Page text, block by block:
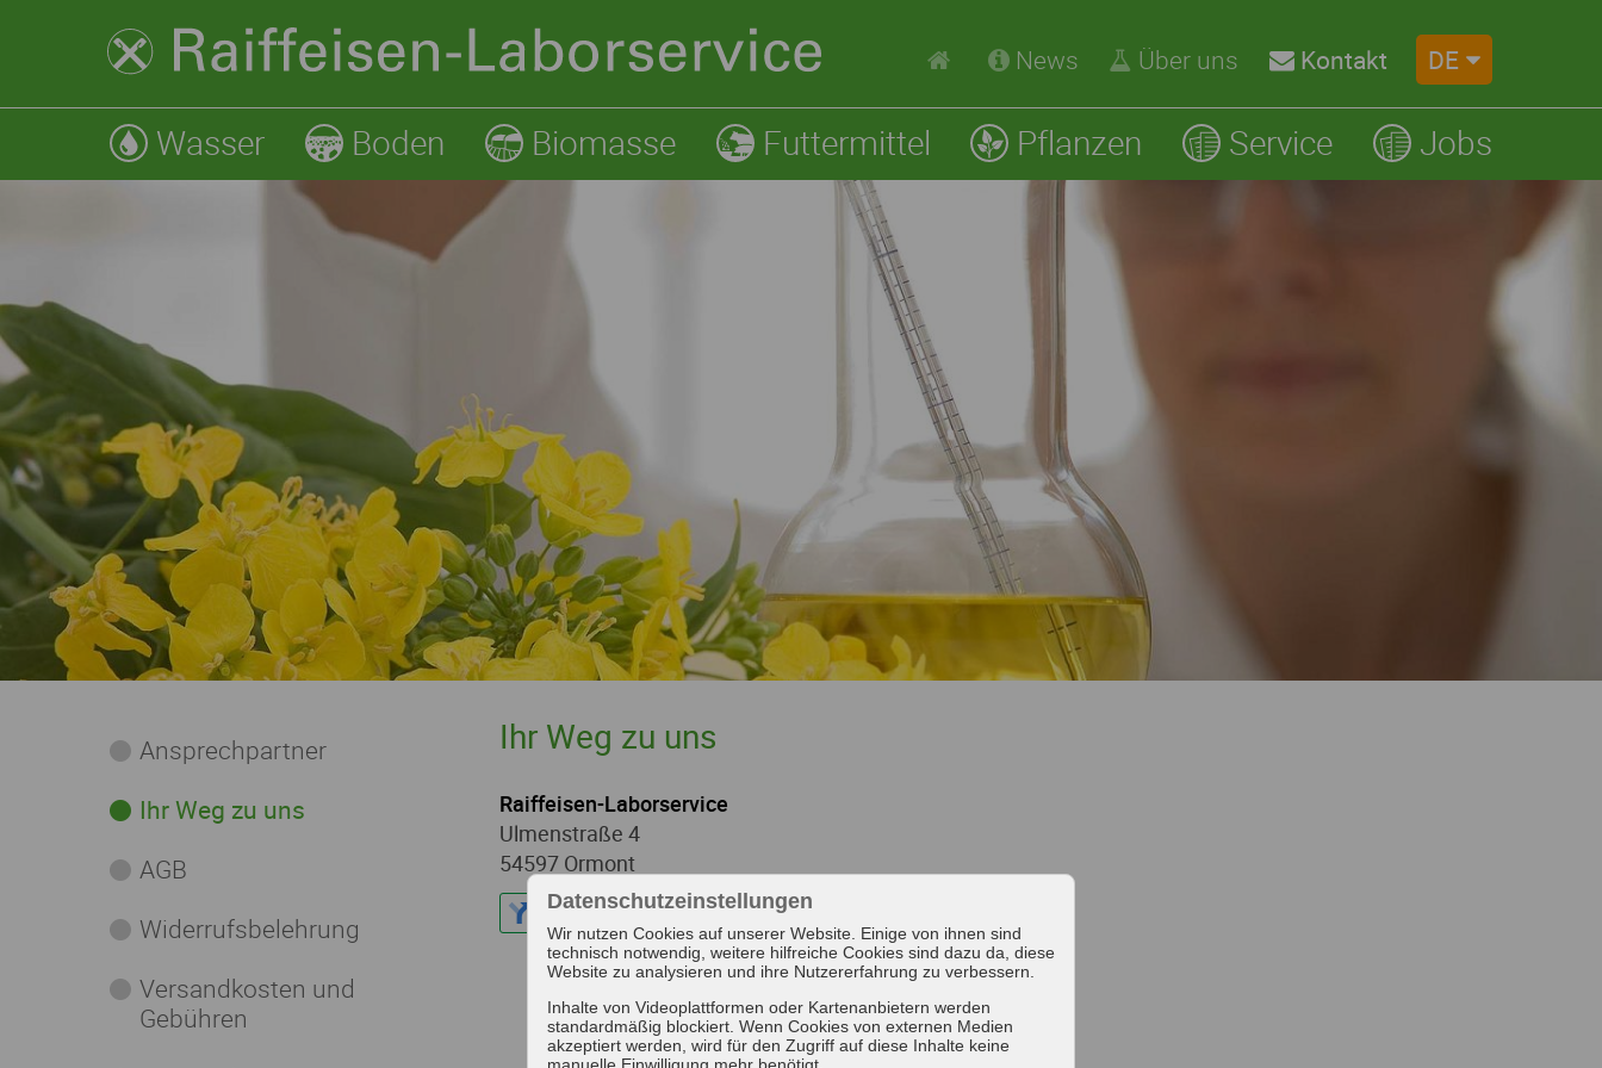
News Über uns Kontakt DE
Wasser Boden Biomasse Futtermittel Pflanzen Service Jobs
Ansprechpartner
Ihr Weg zu uns
AGB
Widerrufsbelehrung
Versandkosten und
Gebühren
Ihr Weg zu uns
Raiffeisen-Laborservice
Ulmenstraße 4
54597 Ormont
Route planen
Datenschutzeinstellungen
Wir nutzen Cookies auf unserer Website. Einige von ihnen sind
technisch notwendig, weitere hilfreiche Cookies sind dazu da, diese
Website zu analysieren und ihre Nutzererfahrung zu verbessern.
Inhalte von Videoplattformen oder Kartenanbietern werden
standardmäßig blockiert. Wenn Cookies von externen Medien
akzeptiert werden, wird für den Zugriff auf diese Inhalte keine